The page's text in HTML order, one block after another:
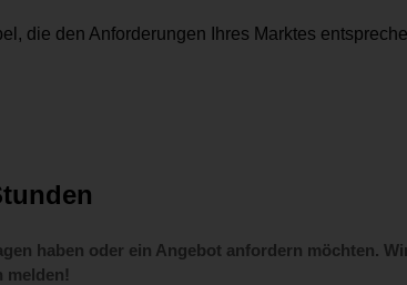
die den Anforderungen Ihres Marktes
haben oder ein Angebot anfordern möchten.
melden!